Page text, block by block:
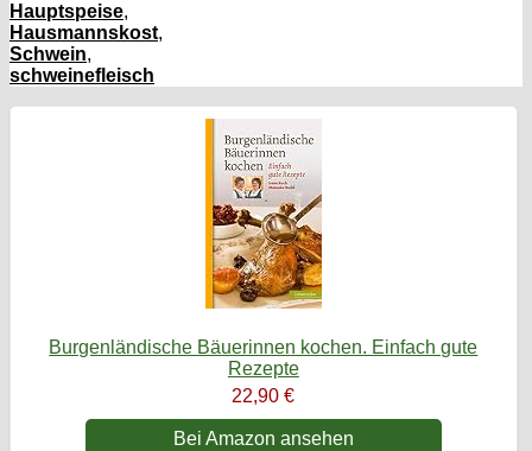
Hauptspeise,
Hausmannskost,
Schwein,
schweinefleisch
Burgenländische Bäuerinnen kochen. Einfach gute
Rezepte
22,90 €
Bei Amazon ansehen